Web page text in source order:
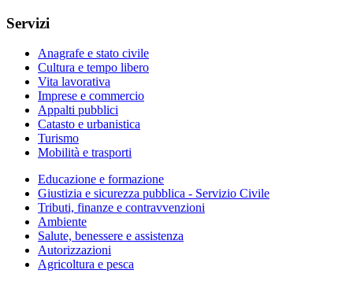
Servizi
Anagrafe e stato civile
Cultura e tempo libero
Vita lavorativa
Imprese e commercio
Appalti pubblici
Catasto e urbanistica
Turismo
Mobilità e trasporti
Educazione e formazione
Giustizia e sicurezza pubblica - Servizio Civile
Tributi, finanze e contravvenzioni
Ambiente
Salute, benessere e assistenza
Autorizzazioni
Agricoltura e pesca